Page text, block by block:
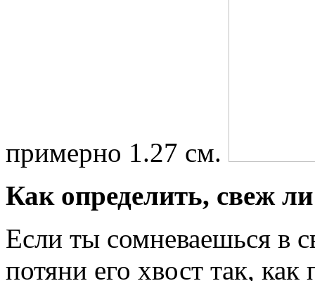
примерно 1.27 см.
Как определить, свеж
Если ты сомневаешься в
потяни его хвост так,